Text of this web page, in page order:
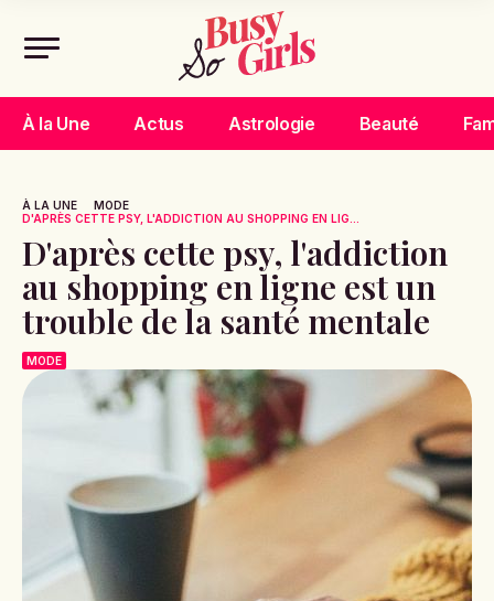
À la Une Actus Astrologie Beauté
À LA UNE
MODE
D'APRÈS CETTE PSY, L'ADDICTION AU SHOPPING EN LIG...
D'après cette psy, l'addiction
au shopping en ligne est un
trouble de la santé mentale
MODE